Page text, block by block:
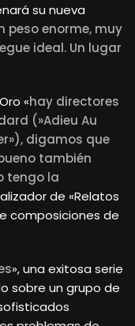
su nueva
peso enorme, muy
ideal. Un lugar
«hay directores
(»Adieu Au
digamos que
también
tengo la
de «Relatos
composiciones de
», una exitosa serie
sobre un grupo de